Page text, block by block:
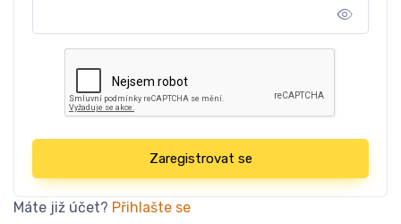
Zaregistrovat se
Máte již účet? Přihlašte se